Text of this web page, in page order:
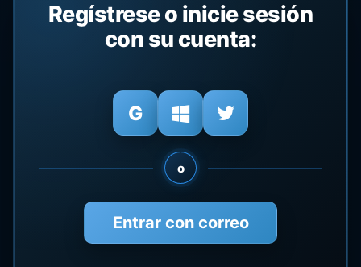
Regístrese o inicie sesión
con su cuenta:
o
Entrar con correo